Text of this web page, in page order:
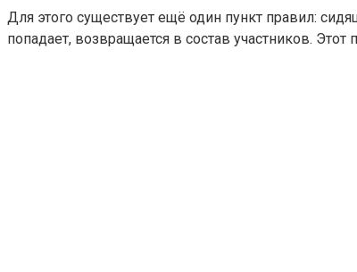
Для этого существует ещё один пункт правил:
попадает, возвращается в состав участников.